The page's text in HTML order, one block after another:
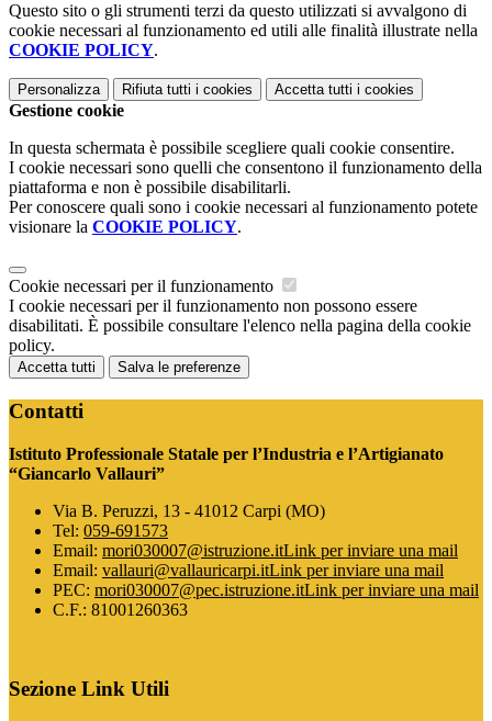
Questo sito o gli strumenti terzi da questo utilizzati si avvalgono di
cookie necessari al funzionamento ed utili alle finalità illustrate nella
COOKIE POLICY.
Personalizza Rifiuta tutti i cookies Accetta tutti i cookies
Gestione cookie
In questa schermata è possibile scegliere quali cookie consentire.
I cookie necessari sono quelli che consentono il funzionamento della
piattaforma e non è possibile disabilitarli.
Per conoscere quali sono i cookie necessari al funzionamento potete
visionare la COOKIE POLICY.
Cookie necessari per il funzionamento
I cookie necessari per il funzionamento non possono essere
disabilitati. È possibile consultare l'elenco nella pagina della cookie
policy.
Accetta tutti Salva le preferenze
Contatti
Istituto Professionale Statale per l’Industria e l’Artigianato
“Giancarlo Vallauri”
Via B. Peruzzi, 13 - 41012 Carpi (MO)
Tel: 059-691573
Email: mori030007@istruzione.itLink per inviare una mail
Email: vallauri@vallauricarpi.itLink per inviare una mail
PEC: mori030007@pec.istruzione.itLink per inviare una mail
C.F.: 81001260363
Sezione Link Utili